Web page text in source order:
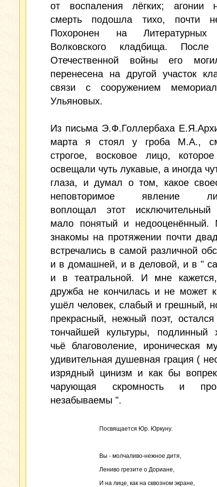
от воспаления лёгких; агонии
смерть подошла тихо, почти
Похоронен на Литературных
Волковского кладбища. После
Отечественной войны его
перенесена на другой участок
связи с сооружением
Ульяновых.
Из письма Э.Ф.Голлербаха
марта я стоял у гроба М.А.,
строгое, восковое лицо, которое
освещали чуть лукавые, а иногда
глаза, и думал о том, какое
неповторимое явление
воплощал этот исключительный
мало понятый и
знакомы на протяжении почти
встречались в самой различной
и в домашней, и в деловой, и в "
и в театральной. И мне
дружба не кончилась и не может
ушёл человек, слабый и грешный,
прекрасный, нежный поэт, остался
тончайшей культуры, подлинный
чьё благоволение, ироническая
удивительная душевная грация (
изрядный цинизм и как бы
чарующая скромность и
незабываемы ".
Посвящается Юр. Юркуну.
Вы - молчаливо-нежное дитя,
Лениво грезите о Дориане,
И на лице, как на сквозном экране,